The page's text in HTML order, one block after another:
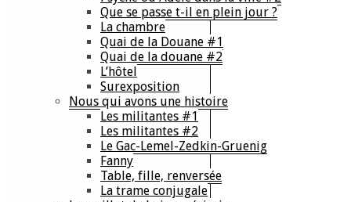
Que se passe t-il en plein jour ?
La chambre
Quai de la Douane #1
Quai de la douane #2
L’hôtel
Surexposition
Nous qui avons une histoire
Les militantes #1
Les militantes #2
Le Gac-Lemel-Zedkin-Gruenig
Fanny
Table, fille, renversée
La trame conjugale